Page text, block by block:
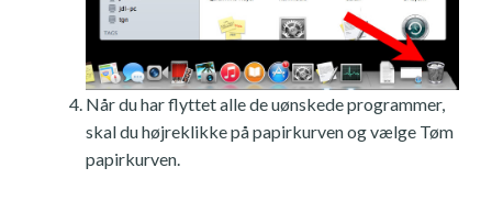
Når du har flyttet alle de uønskede programmer,
skal du højreklikke på papirkurven og vælge Tøm
papirkurven.